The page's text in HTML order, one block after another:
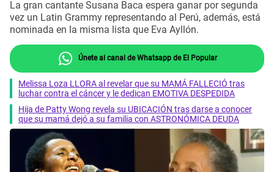
La gran cantante Susana Baca espera ganar por segunda
vez un Latin Grammy representando al Perú, además, está
nominada en la misma lista que Eva Ayllón.
Únete al canal de Whatsapp de El Popular
Melissa Loza LLORA al revelar que su MAMÁ FALLECIÓ tras
luchar contra el cáncer y le dedican EMOTIVA DESPEDIDA
Hija de Patty Wong revela su UBICACIÓN tras darse a conocer
que su mamá dejó a su familia con ASTRONÓMICA DEUDA